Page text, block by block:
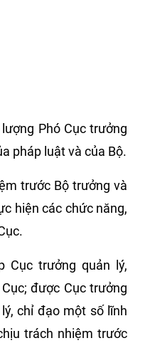
Phó Cục trưởng
pháp luật và của Bộ.
trước Bộ trưởng và
hiện các chức năng,
Cục trưởng quản lý,
được Cục trưởng
chỉ đạo một số lĩnh
trách nhiệm trước